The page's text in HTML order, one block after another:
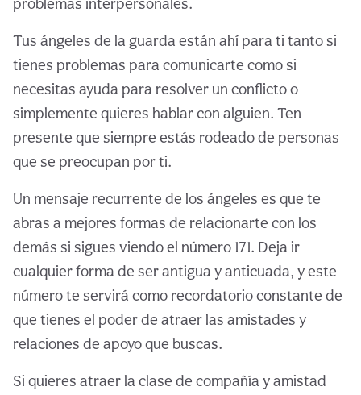
Tus ángeles de la guarda están ahí para ti tanto si
tienes problemas para comunicarte como si
necesitas ayuda para resolver un conflicto o
simplemente quieres hablar con alguien. Ten
presente que siempre estás rodeado de personas
que se preocupan por ti.
Un mensaje recurrente de los ángeles es que te
abras a mejores formas de relacionarte con los
demás si sigues viendo el número 171. Deja ir
cualquier forma de ser antigua y anticuada, y este
número te servirá como recordatorio constante de
que tienes el poder de atraer las amistades y
relaciones de apoyo que buscas.
Si quieres atraer la clase de compañía y amistad